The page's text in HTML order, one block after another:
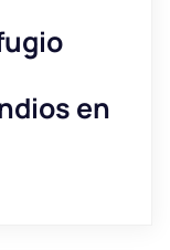
en